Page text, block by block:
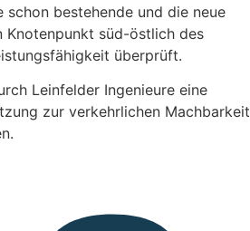
schon bestehende und die neue
Knotenpunkt süd-östlich des
überprüft.
Leinfelder Ingenieure eine
zur verkehrlichen Machbarkeit